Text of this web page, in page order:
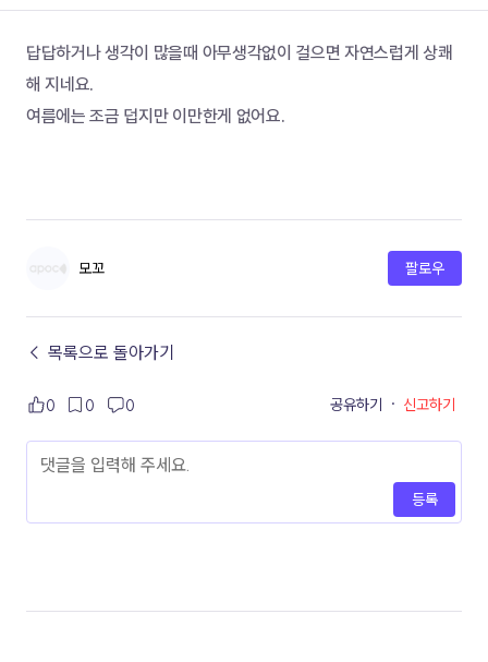
답답하거나 생각이 많을때 아무생각없이 걸으면 자연스럽게 상쾌
해 지네요.
여름에는 조금 덥지만 이만한게 없어요.
모꼬 팔로우
← 목록으로 돌아가기
0 0 0 공유하기 · 신고하기
등록